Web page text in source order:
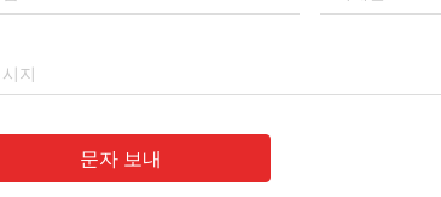
문자 보내